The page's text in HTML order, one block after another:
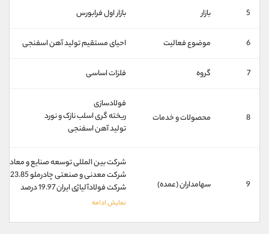
5 بازار بازار اول فرابورس
6 موضوع فعالیت احیای مستقیم تولید آهن اسفنجی
7 گروه فلزات اساسی
8 محصولات و خدمات
فولادسازی
ریخته گری اسلب نازک و نورد
تولید آهن اسفنجی
9 سهامداران (عمده)
شرکت بین المللی توسعه صنایع و معادن غدیر
شرکت معدنی و صنعتی چادرملو 23.85 درصد
شرکت فولادآلیاژی ایران 19.97 درصد